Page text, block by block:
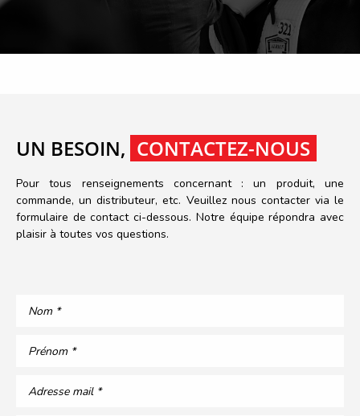
UN BESOIN, CONTACTEZ-NOUS
Pour tous renseignements concernant : un produit, une
commande, un distributeur, etc. Veuillez nous contacter via le
formulaire de contact ci-dessous. Notre équipe répondra avec
plaisir à toutes vos questions.